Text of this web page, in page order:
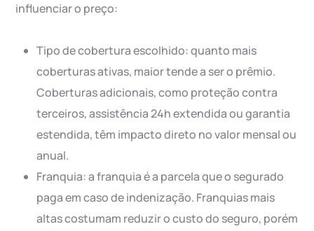
influenciar o preço:
Tipo de cobertura escolhido: quanto mais
coberturas ativas, maior tende a ser o prêmio.
Coberturas adicionais, como proteção contra
terceiros, assistência 24h extendida ou garantia
estendida, têm impacto direto no valor mensal ou
anual.
Franquia: a franquia é a parcela que o segurado
paga em caso de indenização. Franquias mais
altas costumam reduzir o custo do seguro, porém